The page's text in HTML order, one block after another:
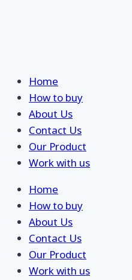
Skip
content
Home
How to buy
About Us
Contact Us
Our Product
Work with us
Home
How to buy
About Us
Contact Us
Our Product
Work with us